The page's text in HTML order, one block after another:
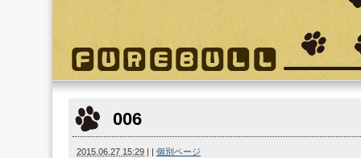
006
2015.06.27 15:29 | | 個別ページ